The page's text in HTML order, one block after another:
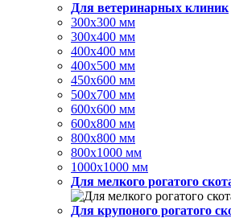
Для ветеринарных клиник
300х300 мм
300х400 мм
400х400 мм
400х500 мм
450х600 мм
500х700 мм
600х600 мм
600х800 мм
800х800 мм
800х1000 мм
1000х1000 мм
Для мелкого рогатого
Для крупоного рогатого